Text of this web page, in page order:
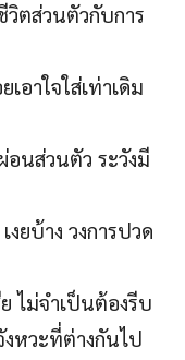
วิตส่วนตัวกับการ
อาใจใส่เท่าเดิม
อนส่วนตัว ระวังมี
ยบ้าง วงการปวด
ย ไม่จำเป็นต้องรีบ
หวะที่ต่างกันไป